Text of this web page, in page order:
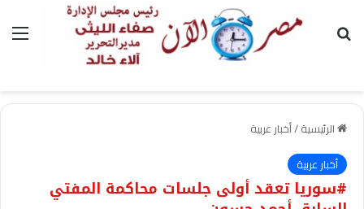
بحث عن
الرئيسية/أخبار عربية
أخبار عربية
#سوريا تعقد أولى جلسات محاكمة المفتي